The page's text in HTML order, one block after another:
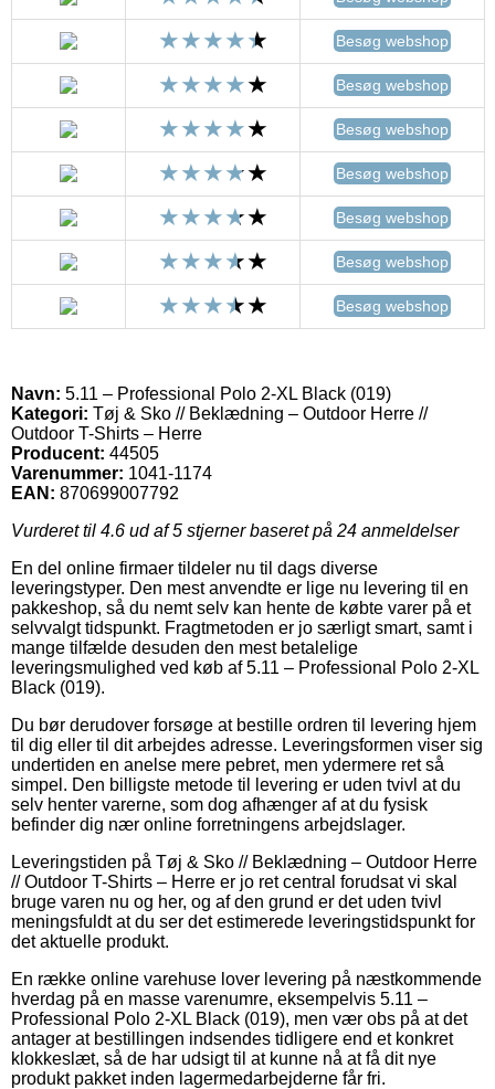
Besøg webshop
Besøg webshop
Besøg webshop
Besøg webshop
Besøg webshop
Besøg webshop
Besøg webshop
Navn: 5.11 – Professional Polo 2-XL Black (019)
Kategori: Tøj & Sko // Beklædning – Outdoor Herre //
Outdoor T-Shirts – Herre
Producent: 44505
Varenummer: 1041-1174
EAN: 870699007792
Vurderet til 4.6 ud af 5 stjerner baseret på 24 anmeldelser
En del online firmaer tildeler nu til dags diverse
leveringstyper. Den mest anvendte er lige nu levering til en
pakkeshop, så du nemt selv kan hente de købte varer på et
selvvalgt tidspunkt. Fragtmetoden er jo særligt smart, samt i
mange tilfælde desuden den mest betalelige
leveringsmulighed ved køb af 5.11 – Professional Polo 2-XL
Black (019).
Du bør derudover forsøge at bestille ordren til levering hjem
til dig eller til dit arbejdes adresse. Leveringsformen viser sig
undertiden en anelse mere pebret, men ydermere ret så
simpel. Den billigste metode til levering er uden tvivl at du
selv henter varerne, som dog afhænger af at du fysisk
befinder dig nær online forretningens arbejdslager.
Leveringstiden på Tøj & Sko // Beklædning – Outdoor Herre
// Outdoor T-Shirts – Herre er jo ret central forudsat vi skal
bruge varen nu og her, og af den grund er det uden tvivl
meningsfuldt at du ser det estimerede leveringstidspunkt for
det aktuelle produkt.
En række online varehuse lover levering på næstkommende
hverdag på en masse varenumre, eksempelvis 5.11 –
Professional Polo 2-XL Black (019), men vær obs på at det
antager at bestillingen indsendes tidligere end et konkret
klokkeslæt, så de har udsigt til at kunne nå at få dit nye
produkt pakket inden lagermedarbejderne får fri.